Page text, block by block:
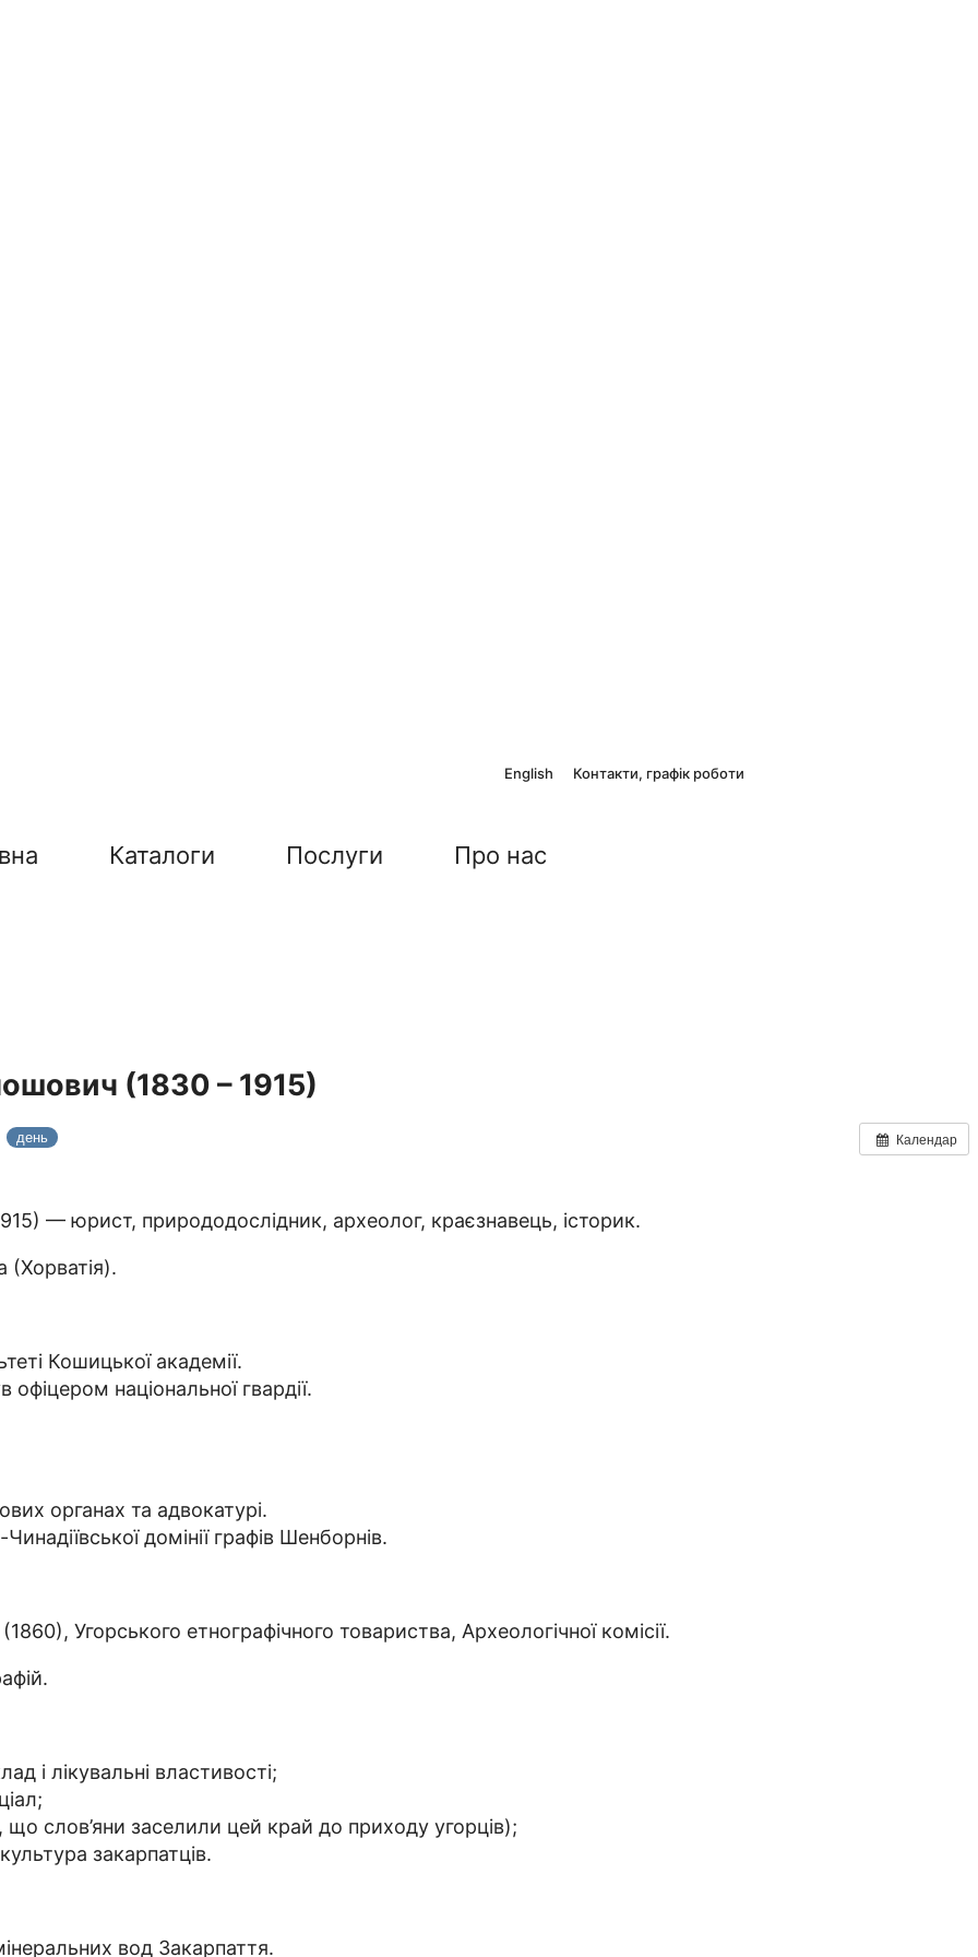
English Контакти, графік роботи
Каталоги Послуги Про нас
(1830 – 1915)
Календар
день
— юрист, природодослідник, археолог, краєзнавець, історик.
(Хорватія).
Кошицької академії.
національної гвардії.
органах та адвокатурі.
домінії графів Шенборнів.
Угорського етнографічного товариства, Археологічної комісії.
і лікувальні властивості;
слов’яни заселили цей край до приходу угорців);
закарпатців.
вод Закарпаття.